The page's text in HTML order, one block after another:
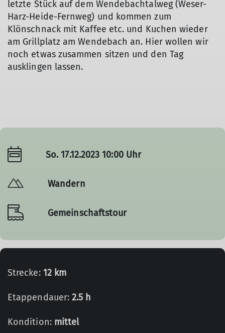
letzte Stück auf dem Wendebachtalweg (Weser-
Harz-Heide-Fernweg) und kommen zum
Klönschnack mit Kaffee etc. und Kuchen wieder
am Grillplatz am Wendebach an. Hier wollen wir
noch etwas zusammen sitzen und den Tag
ausklingen lassen.
So. 17.12.2023 10:00 Uhr
Wandern
Gemeinschaftstour
Strecke: 12 km
Etappendauer:2.5 h
Kondition: mittel